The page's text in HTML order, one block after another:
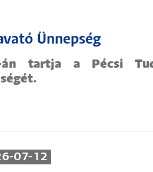
Ünnepség
tartja a Pécsi
07-12